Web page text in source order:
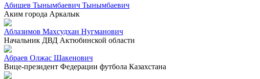
Абишев Тынымбаевич Тынымбаевич
Аким города Аркалык
Аблазимов Махсудхан Нугманович
Начальник ДВД Актюбинской области
Абраев Олжас Шакенович
Вице-президент Федерации футбола Казахстана